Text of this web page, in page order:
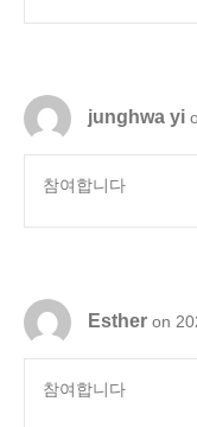
junghwa yi
참여합니다
Esther on
참여합니다